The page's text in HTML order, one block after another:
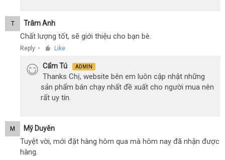
T Trâm Anh
Chất lượng tốt, sẽ giới thiệu cho bạn bè.
Reply ● Like
Cẩm Tú ADMIN
Thanks Chị, website bên em luôn cập nhật những
sản phẩm bán chạy nhất đề xuất cho người mua nên
rất uy tín.
M Mỹ Duyên
Tuyệt vời, mới đặt hàng hôm qua mà hôm nay đã nhận được
hàng.